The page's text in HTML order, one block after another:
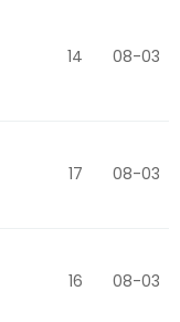
14 08-03
17 08-03
16 08-03